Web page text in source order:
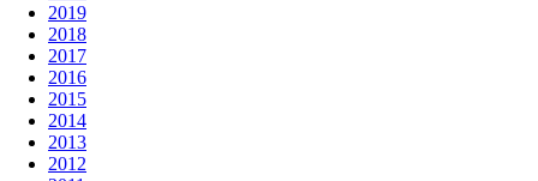
2019
2018
2017
2016
2015
2014
2013
2012